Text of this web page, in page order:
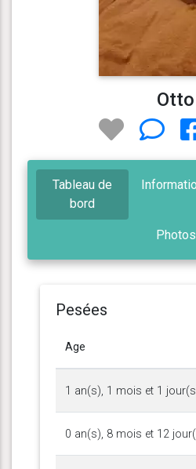
Otto
Tableau de
bord
Photos
Pesées
Age
1 an(s), 1 mois et 1
0 an(s), 8 mois et 12